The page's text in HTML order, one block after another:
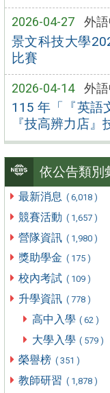
2026-04-27 外
景文科技大學
比賽
2026-04-14 外
115 年「『英語
『技高辨力店
依公告類別
最新消息 ( 6,018 )
競賽活動 ( 1,657 )
營隊資訊 ( 1,980 )
獎助學金 ( 175 )
校內考試 ( 109 )
升學資訊 ( 778 )
高中入學 ( 62 )
大學入學 ( 579 )
榮譽榜 ( 351 )
教師研習 ( 1,878 )